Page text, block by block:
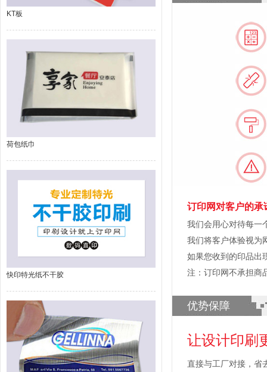
KT板
荷包纸巾
快印特光纸不干胶
订印网对客户的承
我们会用心对待每一
我们将客户体验视为
如果您收到的印品出
注：订印网不承担商
优势保障
让设计印刷
直接与工厂对接，省